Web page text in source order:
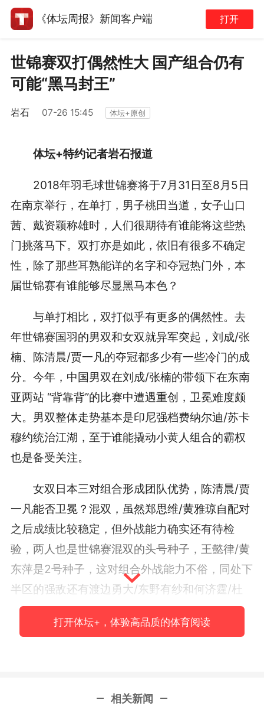
《体坛周报》新闻客户端 打开
世锦赛双打偶然性大 国产组合仍有
可能“黑马封王”
岩石 07-26 15:45 体坛+原创
体坛+特约记者岩石报道
2018年羽毛球世锦赛将于7月31日至8月5日
在南京举行，在单打，男子桃田当道，女子山口
茜、戴资颖称雄时，人们很期待有谁能将这些热
门挑落马下。双打亦是如此，依旧有很多不确定
性，除了那些耳熟能详的名字和夺冠热门外，本
届世锦赛有谁能够尽显黑马本色？
与单打相比，双打似乎有更多的偶然性。去
年世锦赛国羽的男双和女双就异军突起，刘成/张
楠、陈清晨/贾一凡的夺冠都多少有一些冷门的成
分。今年， 中国男双在刘成/张楠的带领下在东南
亚两站 “背靠背”的比赛中遭遇重创，卫冕难度颇
大。 男双整体走势基本是印尼强档费纳尔迪/苏卡
穆约统治江湖， 至于谁能撬动小黄人组合的霸权
也是备受关注。
女双日本三对组合形成团队优势，陈清晨/贾
一凡能否卫冕？混双，虽然郑思维/黄雅琼自配对
之后成绩比较稳定，但外战能力确实还有待检
验，两人也是世锦赛混双的头号种子，王懿律/黄
东萍是2号种子，这对组合外战能力不俗，同处下
半区的强敌还有渡边勇大/东野有纱和何济霆/杜
玥，他们都很有机会成为本次世锦赛的黑马。
比赛总是有很多偶然性的，除了硬实力之外
打开体坛+，体验高品质的体育阅读
相关新闻